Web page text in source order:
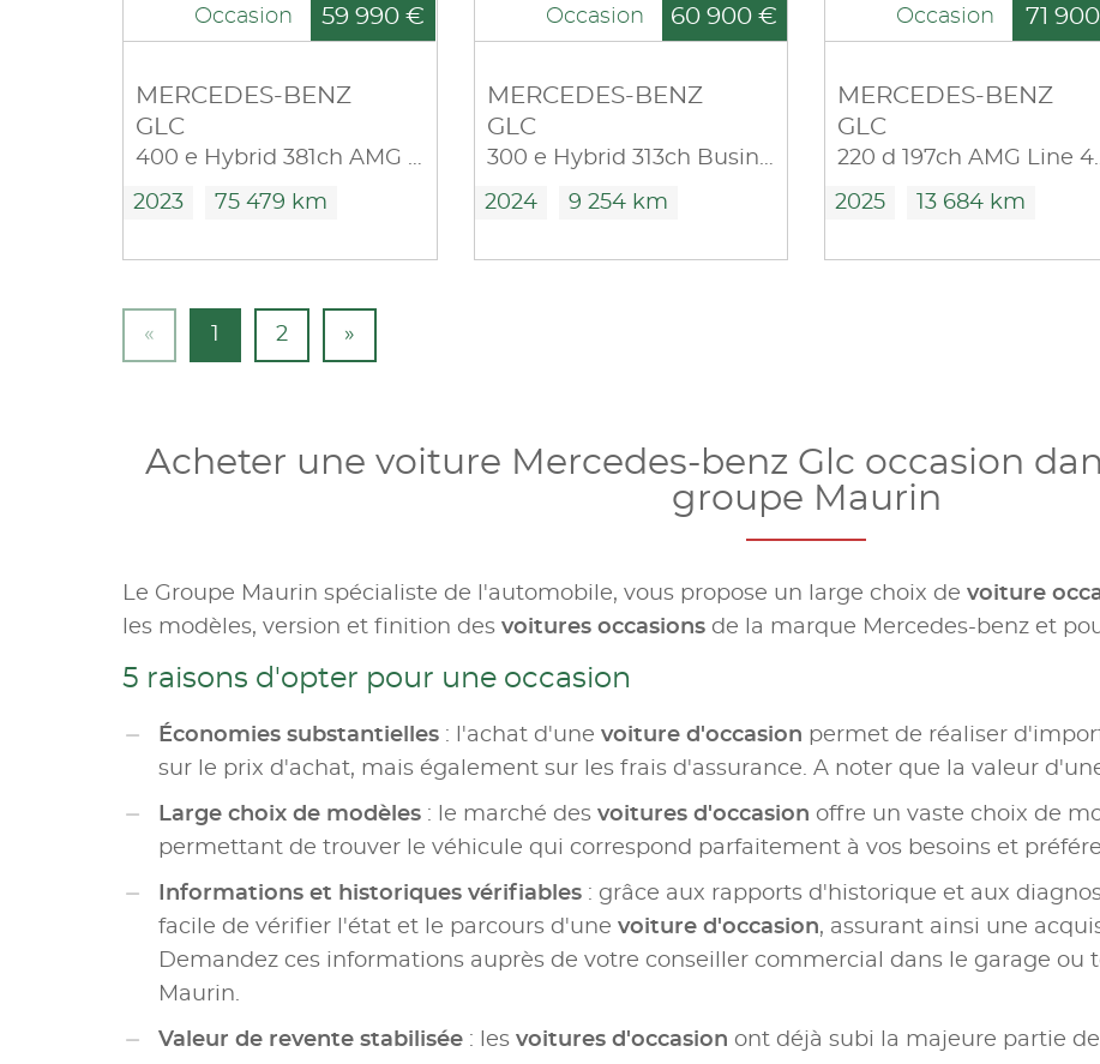
Occasion 59 990 €
MERCEDES-BENZ
GLC
400 e Hybrid 381ch AMG Line 4Matic 9G-Tronic
2023 75 479 km
Occasion 60 900 €
MERCEDES-BENZ
GLC
300 e Hybrid 313ch Business Line 4Matic 9G-Tronic
2024 9 254 km
Occasion 71
MERCEDES-BENZ
GLC
220 d
2025 13 684 km
« 2 »
Acheter une voiture Mercedes-benz Glc occasion
groupe Maurin
Le Groupe Maurin spécialiste de l'automobile, vous propose un large choix de voiture
les modèles, version et finition des voitures occasions de la marque Mercedes-benz et
5 raisons d'opter pour une occasion
Économies substantielles : l'achat d'une voiture d'occasion permet de réaliser
sur le prix d'achat, mais également sur les frais d'assurance. A noter que la valeur
Large choix de modèles : le marché des voitures d'occasion offre un vaste choix de
permettant de trouver le véhicule qui correspond parfaitement à vos besoins et
Informations et historiques vérifiables : grâce aux rapports d'historique et aux
facile de vérifier l'état et le parcours d'une voiture d'occasion, assurant ainsi une
Demandez ces informations auprès de votre conseiller commercial dans le garage
Maurin.
Valeur de revente stabilisée : les voitures d'occasion ont déjà subi la majeure partie